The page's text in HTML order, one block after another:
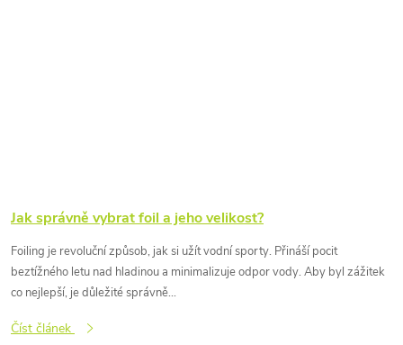
Jak správně vybrat foil a jeho velikost?
Foiling je revoluční způsob, jak si užít vodní sporty. Přináší pocit
beztížného letu nad hladinou a minimalizuje odpor vody. Aby byl zážitek
co nejlepší, je důležité správně...
Číst článek